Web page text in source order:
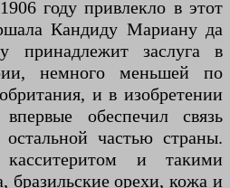
году привлекло в этот
Кандиду Мариану да
принадлежит заслуга в
немного меньшей по
и в изобретении
обеспечил связь
частью страны.
касситеритом и такими
бразильские орехи, кожа и